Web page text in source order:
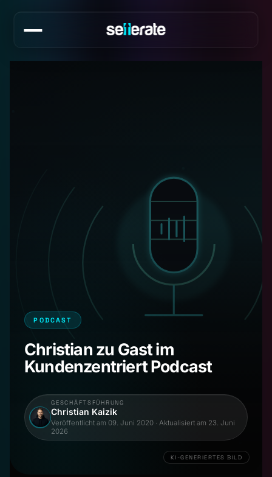
KI-GENERIERTES BILD
PODCAST
Christian zu Gast im
Kundenzentriert Podcast
GESCHÄFTSFÜHRUNG
Christian Kaizik
Veröffentlicht am09. Juni 2020 · Aktualisiert am 23. Juni
2026